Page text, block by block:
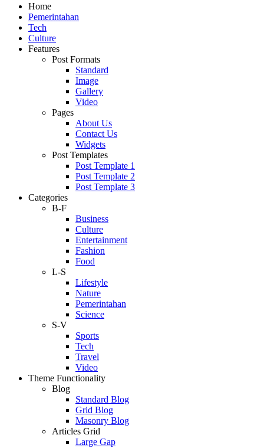
Home
Pemerintahan
Tech
Culture
Features
Post Formats
Standard
Image
Gallery
Video
Pages
About Us
Contact Us
Widgets
Post Templates
Post Template 1
Post Template 2
Post Template 3
Categories
B-F
Business
Culture
Entertainment
Fashion
Food
L-S
Lifestyle
Nature
Pemerintahan
Science
S-V
Sports
Tech
Travel
Video
Theme Functionality
Blog
Standard Blog
Grid Blog
Masonry Blog
Articles Grid
Large Gap